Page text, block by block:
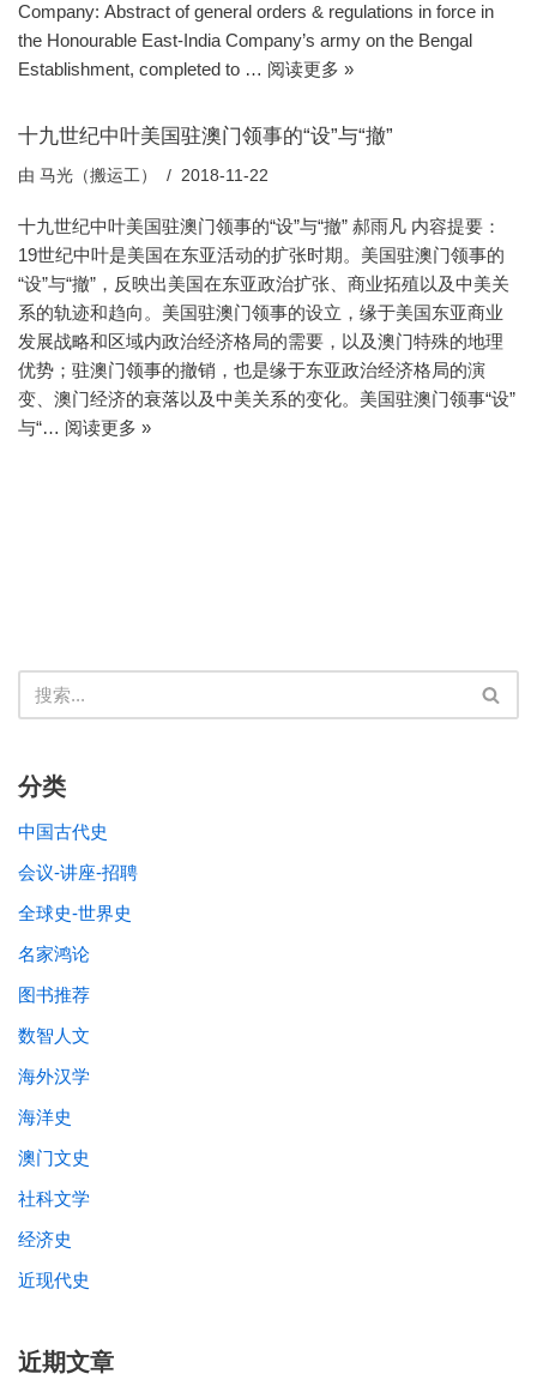
Company: Abstract of general orders & regulations in force in
the Honourable East-India Company’s army on the Bengal
Establishment, completed to … 阅读更多 »
十九世纪中叶美国驻澳门领事的“设”与“撤”
由 马光（搬运工） 2018-11-22
十九世纪中叶美国驻澳门领事的“设”与“撤” 郝雨凡 内容提要：
19世纪中叶是美国在东亚活动的扩张时期。美国驻澳门领事的
“设”与“撤”，反映出美国在东亚政治扩张、商业拓殖以及中美关
系的轨迹和趋向。美国驻澳门领事的设立，缘于美国东亚商业
发展战略和区域内政治经济格局的需要，以及澳门特殊的地理
优势；驻澳门领事的撤销，也是缘于东亚政治经济格局的演
变、澳门经济的衰落以及中美关系的变化。美国驻澳门领事“设”
与“… 阅读更多 »
分类
中国古代史
会议-讲座-招聘
全球史-世界史
名家鸿论
图书推荐
数智人文
海外汉学
海洋史
澳门文史
社科文学
经济史
近现代史
近期文章